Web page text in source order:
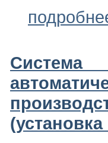
Система